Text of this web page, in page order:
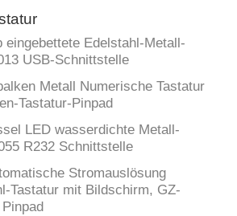
eingebettete Edelstahl-Metall-
USB-Schnittstelle
Metall Numerische Tastatur
Tastatur-Pinpad
LED wasserdichte Metall-
R232 Schnittstelle
Stromauslösung
Tastatur mit Bildschirm, GZ-